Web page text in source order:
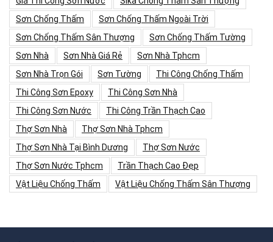
Sơn Chống Thấm
Sơn Chống Thấm Ngoài Trời
Sơn Chống Thấm Sân Thượng
Sơn Chống Thấm Tường
Sơn Nhà
Sơn Nhà Giá Rẻ
Sơn Nhà Tphcm
Sơn Nhà Trọn Gói
Sơn Tường
Thi Công Chống Thấm
Thi Công Sơn Epoxy
Thi Công Sơn Nhà
Thi Công Sơn Nước
Thi Công Trần Thạch Cao
Thợ Sơn Nhà
Thợ Sơn Nhà Tphcm
Thợ Sơn Nhà Tại Bình Dương
Thợ Sơn Nước
Thợ Sơn Nước Tphcm
Trần Thạch Cao Đẹp
Vật Liệu Chống Thấm
Vật Liệu Chống Thấm Sân Thượng